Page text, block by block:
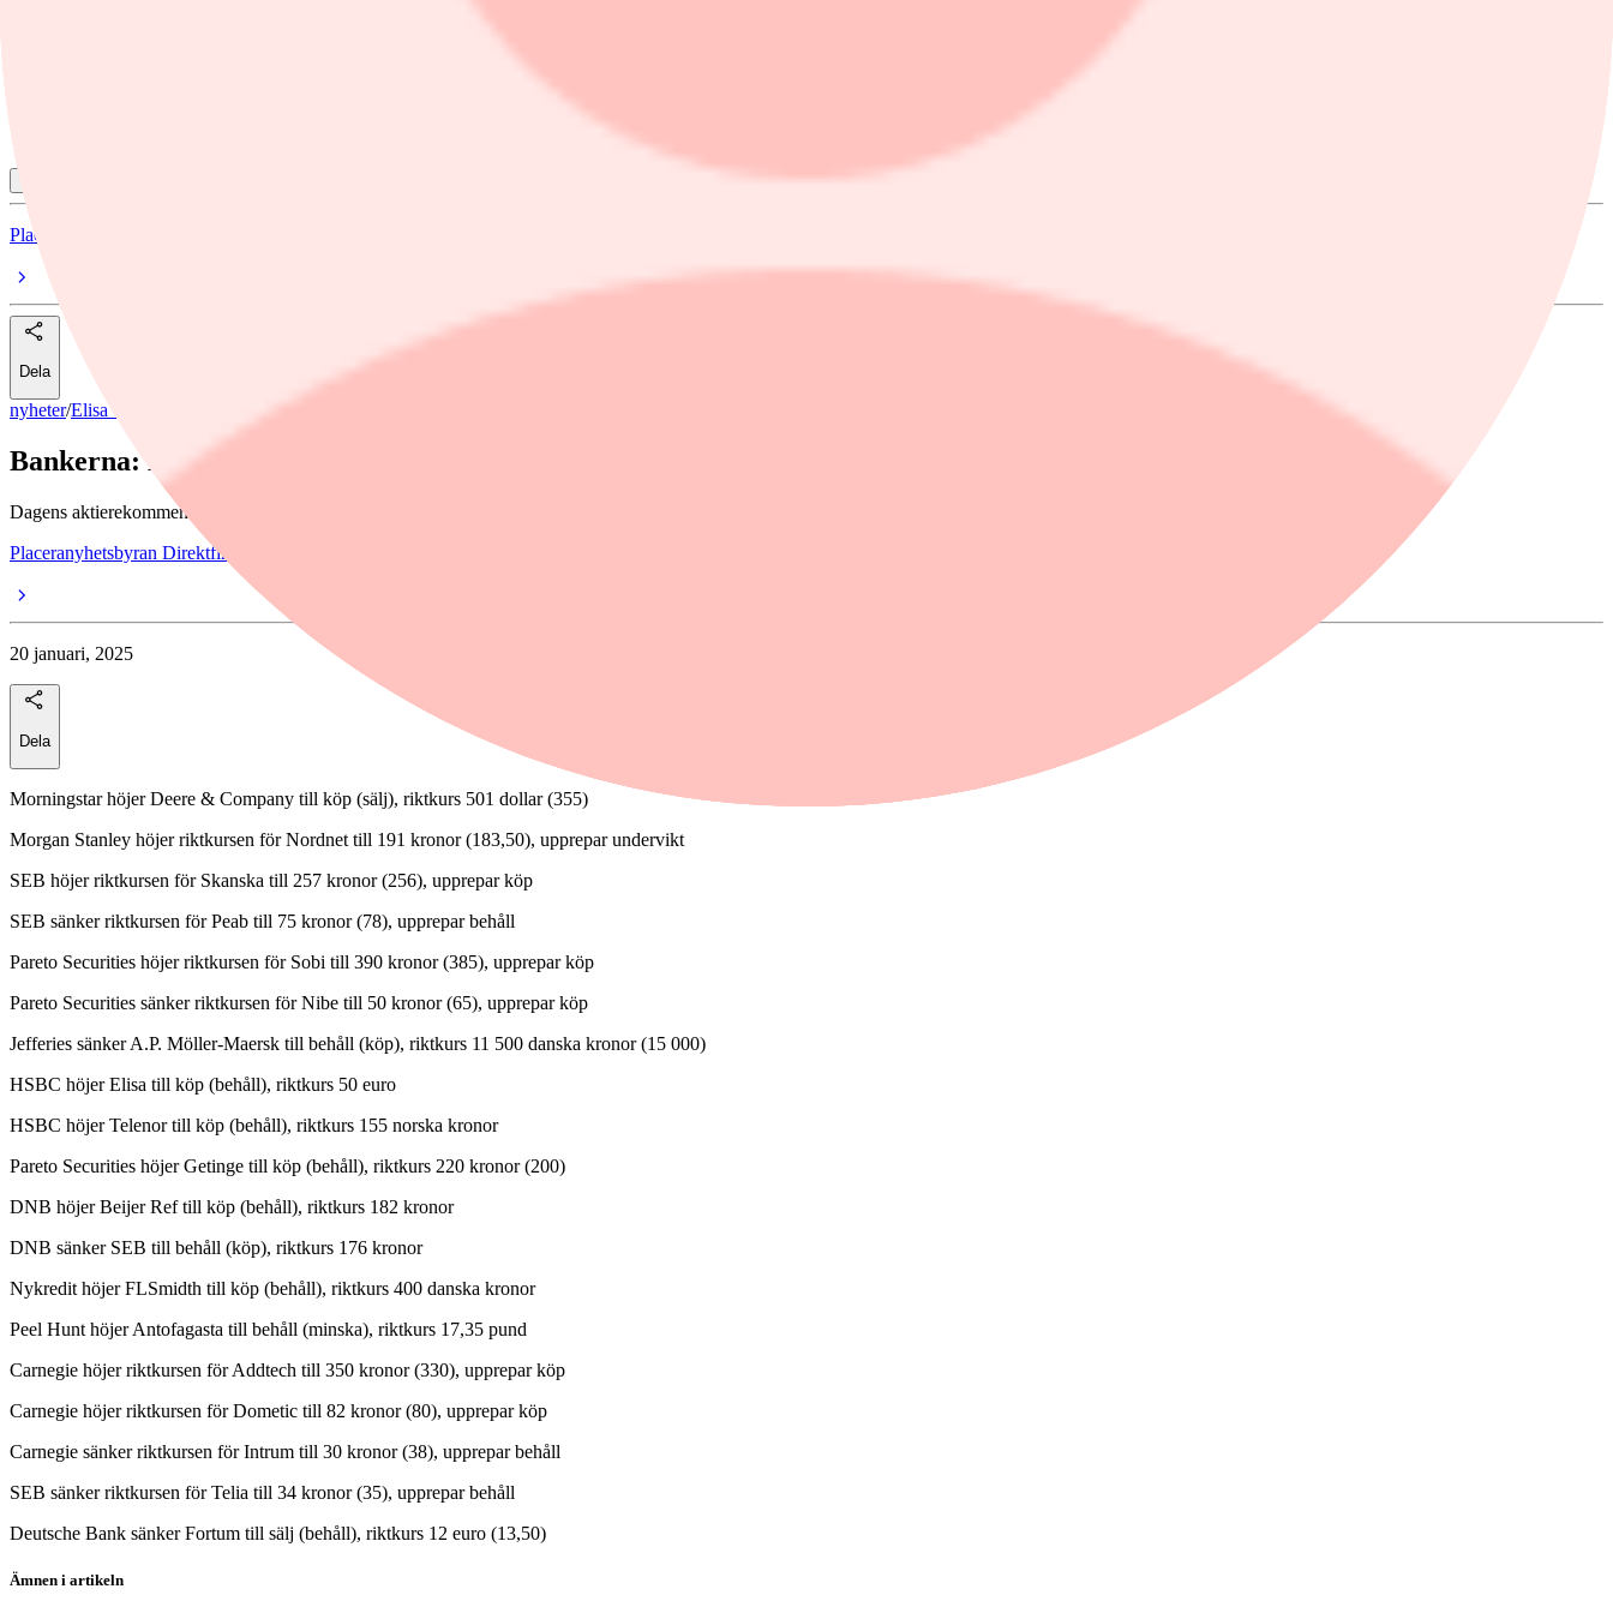
Placeranyhetsbyran Direktfinwire
Dela
nyheter/Elisa Oyj
Bankerna: Köp Skanska och Nibe
Dagens aktierekommendationer innehåller bland annat ett köpråd för Getinge.
Placeranyhetsbyran Direktfinwire
20 januari, 2025
Dela
Morningstar höjer Deere & Company till köp (sälj), riktkurs 501 dollar (355)
Morgan Stanley höjer riktkursen för Nordnet till 191 kronor (183,50), upprepar undervikt
SEB höjer riktkursen för Skanska till 257 kronor (256), upprepar köp
SEB sänker riktkursen för Peab till 75 kronor (78), upprepar behåll
Pareto Securities höjer riktkursen för Sobi till 390 kronor (385), upprepar köp
Pareto Securities sänker riktkursen för Nibe till 50 kronor (65), upprepar köp
Jefferies sänker A.P. Möller-Maersk till behåll (köp), riktkurs 11 500 danska kronor (15 000)
HSBC höjer Elisa till köp (behåll), riktkurs 50 euro
HSBC höjer Telenor till köp (behåll), riktkurs 155 norska kronor
Pareto Securities höjer Getinge till köp (behåll), riktkurs 220 kronor (200)
DNB höjer Beijer Ref till köp (behåll), riktkurs 182 kronor
DNB sänker SEB till behåll (köp), riktkurs 176 kronor
Nykredit höjer FLSmidth till köp (behåll), riktkurs 400 danska kronor
Peel Hunt höjer Antofagasta till behåll (minska), riktkurs 17,35 pund
Carnegie höjer riktkursen för Addtech till 350 kronor (330), upprepar köp
Carnegie höjer riktkursen för Dometic till 82 kronor (80), upprepar köp
Carnegie sänker riktkursen för Intrum till 30 kronor (38), upprepar behåll
SEB sänker riktkursen för Telia till 34 kronor (35), upprepar behåll
Deutsche Bank sänker Fortum till sälj (behåll), riktkurs 12 euro (13,50)
Ämnen i artikeln